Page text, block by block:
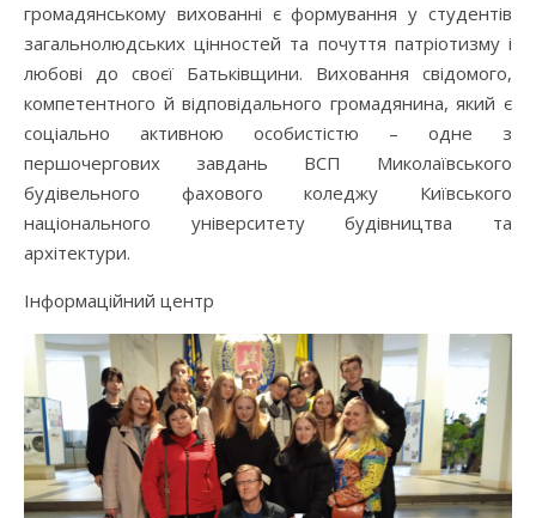
громадянському вихованні є формування у студентів
загальнолюдських цінностей та почуття патріотизму і
любові до своєї Батьківщини. Виховання свідомого,
компетентного й відповідального громадянина, який є
соціально активною особистістю – одне з
першочергових завдань ВСП Миколаївського
будівельного фахового коледжу Київського
національного університету будівництва та
архітектури.
Інформаційний центр